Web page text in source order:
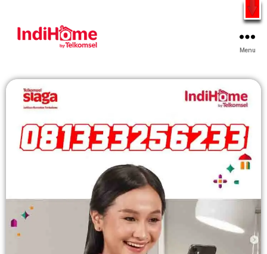
Gratis Pasang Dengan Bayar PDD2 | WiFi 200Rb an By
Menu